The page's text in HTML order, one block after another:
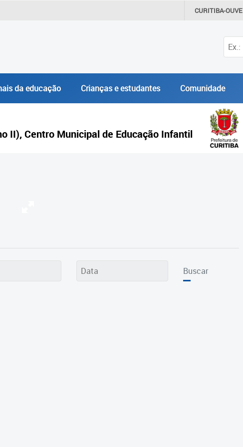
CURITIBA-OUVE
da educação Crianças e estudantes Comunidade
II), Centro Municipal de Educação Infantil
Buscar